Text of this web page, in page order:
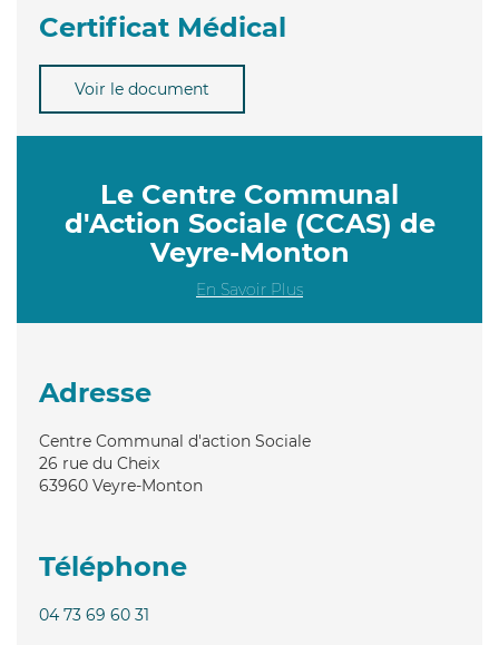
Certificat Médical
Voir le document
Le Centre Communal
d'Action Sociale (CCAS) de
Veyre-Monton
En Savoir Plus
Adresse
Centre Communal d'action Sociale
26 rue du Cheix
63960 Veyre-Monton
Téléphone
04 73 69 60 31